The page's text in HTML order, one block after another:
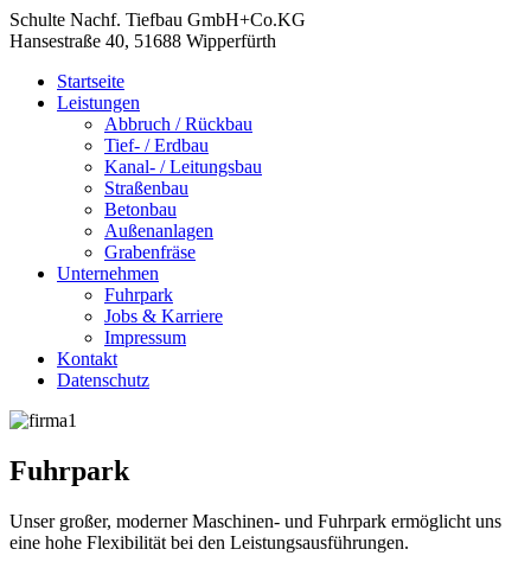
Schulte Nachf. Tiefbau GmbH+Co.KG
Hansestraße 40, 51688 Wipperfürth
Startseite
Leistungen
Abbruch / Rückbau
Tief- / Erdbau
Kanal- / Leitungsbau
Straßenbau
Betonbau
Außenanlagen
Grabenfräse
Unternehmen
Fuhrpark
Jobs & Karriere
Impressum
Kontakt
Datenschutz
Fuhrpark
Unser großer, moderner Maschinen- und Fuhrpark ermöglicht uns
eine hohe Flexibilität bei den Leistungsausführungen.